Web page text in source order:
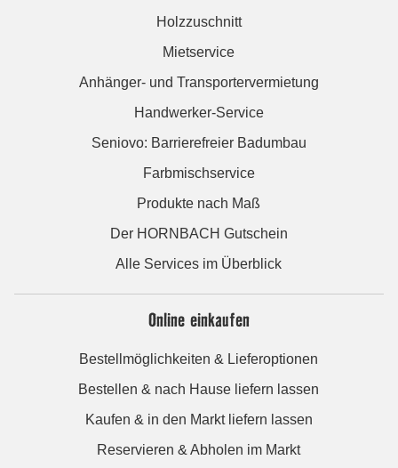
Holzzuschnitt
Mietservice
Anhänger- und Transportervermietung
Handwerker-Service
Seniovo: Barrierefreier Badumbau
Farbmischservice
Produkte nach Maß
Der HORNBACH Gutschein
Alle Services im Überblick
Online einkaufen
Bestellmöglichkeiten & Lieferoptionen
Bestellen & nach Hause liefern lassen
Kaufen & in den Markt liefern lassen
Reservieren & Abholen im Markt